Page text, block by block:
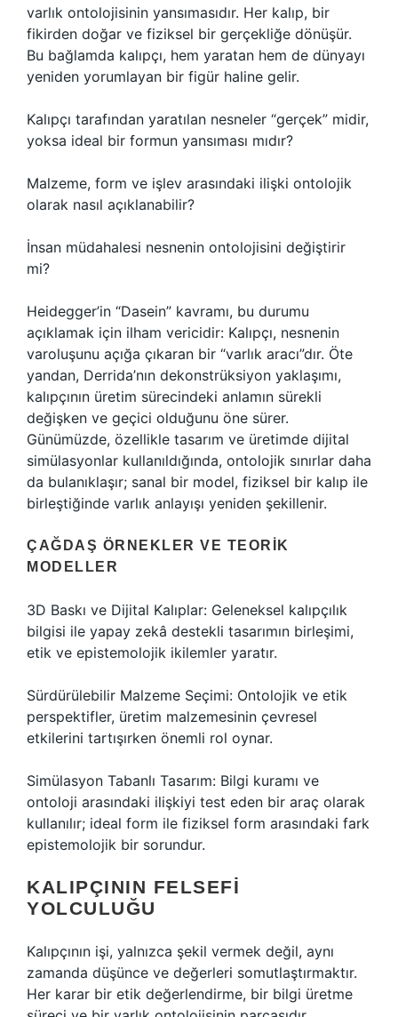
varlık ontolojisinin yansımasıdır. Her kalıp, bir
fikirden doğar ve fiziksel bir gerçekliğe dönüşür.
Bu bağlamda kalıpçı, hem yaratan hem de dünyayı
yeniden yorumlayan bir figür haline gelir.
Kalıpçı tarafından yaratılan nesneler “gerçek” midir,
yoksa ideal bir formun yansıması mıdır?
Malzeme, form ve işlev arasındaki ilişki ontolojik
olarak nasıl açıklanabilir?
İnsan müdahalesi nesnenin ontolojisini değiştirir
mi?
Heidegger’in “Dasein” kavramı, bu durumu
açıklamak için ilham vericidir: Kalıpçı, nesnenin
varoluşunu açığa çıkaran bir “varlık aracı”dır. Öte
yandan, Derrida’nın dekonstrüksiyon yaklaşımı,
kalıpçının üretim sürecindeki anlamın sürekli
değişken ve geçici olduğunu öne sürer.
Günümüzde, özellikle tasarım ve üretimde dijital
simülasyonlar kullanıldığında, ontolojik sınırlar daha
da bulanıklaşır; sanal bir model, fiziksel bir kalıp ile
birleştiğinde varlık anlayışı yeniden şekillenir.
ÇAĞDAŞ ÖRNEKLER VE TEORIK
MODELLER
3D Baskı ve Dijital Kalıplar: Geleneksel kalıpçılık
bilgisi ile yapay zekâ destekli tasarımın birleşimi,
etik ve epistemolojik ikilemler yaratır.
Sürdürülebilir Malzeme Seçimi: Ontolojik ve etik
perspektifler, üretim malzemesinin çevresel
etkilerini tartışırken önemli rol oynar.
Simülasyon Tabanlı Tasarım: Bilgi kuramı ve
ontoloji arasındaki ilişkiyi test eden bir araç olarak
kullanılır; ideal form ile fiziksel form arasındaki fark
epistemolojik bir sorundur.
KALIPÇININ FELSEFI
YOLCULUĞU
Kalıpçının işi, yalnızca şekil vermek değil, aynı
zamanda düşünce ve değerleri somutlaştırmaktır.
Her karar bir etik değerlendirme, bir bilgi üretme